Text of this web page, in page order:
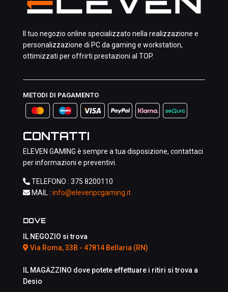
Il tuo negozio online specializzato nella realizzazione e
personalizzazione di PC da gaming e workstation,
ottimizzati per offrirti prestazioni al TOP.
METODI DI PAGAMENTO
CONTATTI
ELEVEN GAMING è sempre a tua disposizione, contattaci
per informazioni e preventivi.
TELEFONO : 375 8200110
MAIL : info@elevenpcgaming.it
DOVE
IL NEGOZIO si trova
Via Roma, 33B - 47814 Bellaria (RN)
IL MAGAZZINO dove potete effettuare i ritiri si trova a
Desio